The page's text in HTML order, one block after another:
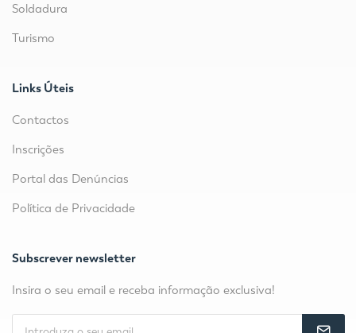
Soldadura
Turismo
Links Úteis
Contactos
Inscrições
Portal das Denúncias
Política de Privacidade
Subscrever newsletter
Insira o seu email e receba informação exclusiva!